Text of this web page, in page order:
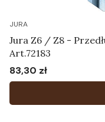
JURA
Jura Z6 / Z8 -
Art.72183
Cena
83,30 zł